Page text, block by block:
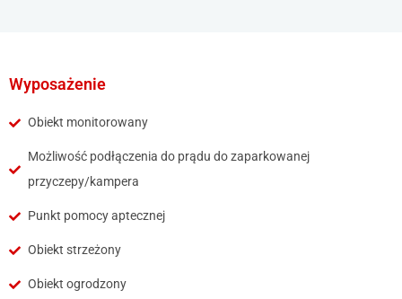
Wyposażenie
Obiekt monitorowany
Możliwość podłączenia do prądu do zaparkowanej
przyczepy/kampera
Punkt pomocy aptecznej
Obiekt strzeżony
Obiekt ogrodzony